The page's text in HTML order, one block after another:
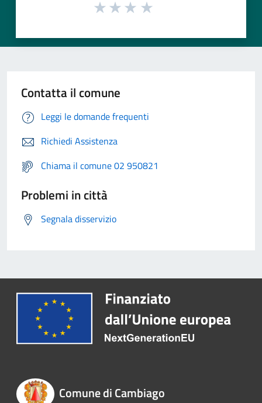
Contatta il comune
Leggi le domande frequenti
Richiedi Assistenza
Chiama il comune 02 950821
Problemi in città
Segnala disservizio
Comune di Cambiago